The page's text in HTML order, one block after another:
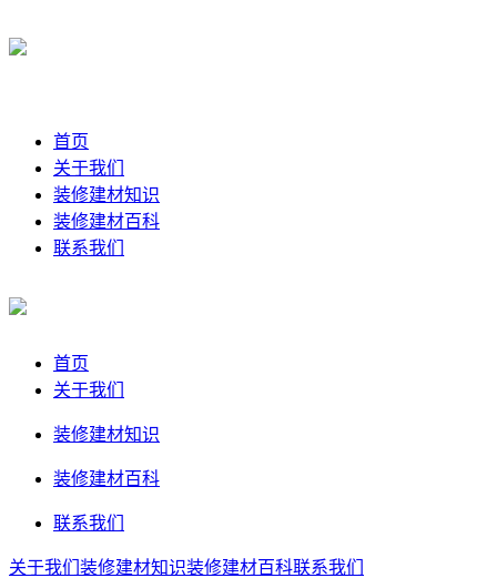
首页
关于我们
装修建材知识
装修建材百科
联系我们
首页
关于我们
装修建材知识
装修建材百科
联系我们
关于我们 装修建材知识装修建材百科联系我们